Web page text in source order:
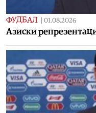
ФУДБАЛ 01.08.2026
Азиски